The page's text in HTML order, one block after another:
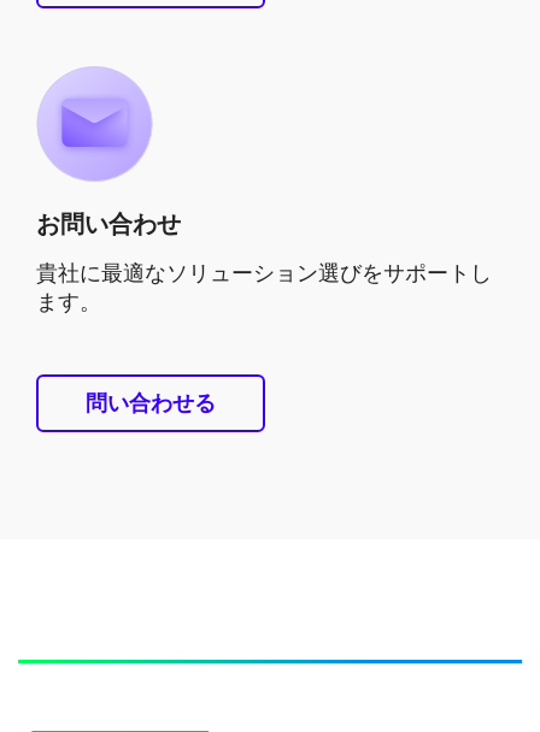
お問い合わせ
貴社に最適なソリューション選びをサポートし
ます。
問い合わせる